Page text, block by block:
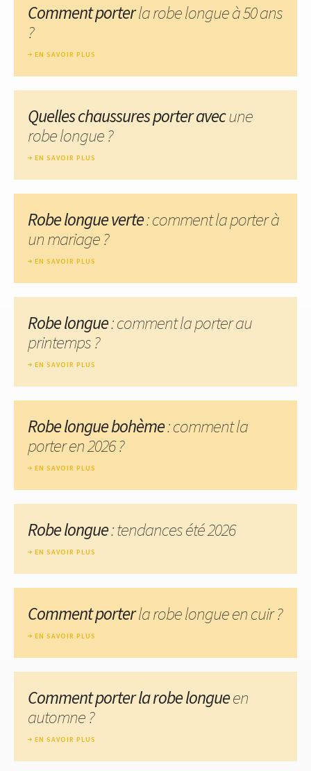
Comment porterla robe longue à 50 ans
?
EN SAVOIR PLUS
Quelles chaussures porter avecune
robe longue ?
EN SAVOIR PLUS
Robe longue verte: comment la porter à
un mariage ?
EN SAVOIR PLUS
Robe longue: comment la porter au
printemps ?
EN SAVOIR PLUS
Robe longue bohème: comment la
porter en 2026 ?
EN SAVOIR PLUS
Robe longue: tendances été 2026
EN SAVOIR PLUS
Comment porterla robe longue en cuir ?
EN SAVOIR PLUS
Comment porter la robe longueen
automne ?
EN SAVOIR PLUS